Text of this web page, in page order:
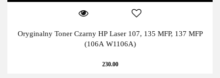
Oryginalny Toner Czarny HP Laser 107, 135 MFP, 137 MFP
(106A W1106A)
230.00